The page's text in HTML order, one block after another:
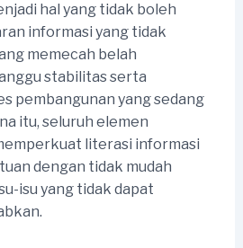
hal yang tidak boleh
informasi yang tidak
memecah belah
stabilitas serta
pembangunan yang sedang
itu, seluruh elemen
literasi informasi
dengan tidak mudah
isu yang tidak dapat